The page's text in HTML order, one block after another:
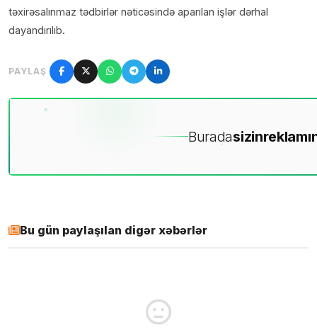
təxirəsalınmaz tədbirlər nəticəsində aparılan işlər dərhal
dayandırılıb.
PAYLAŞ
Buradasizin
Bu gün paylaşılan digər xəbərlər